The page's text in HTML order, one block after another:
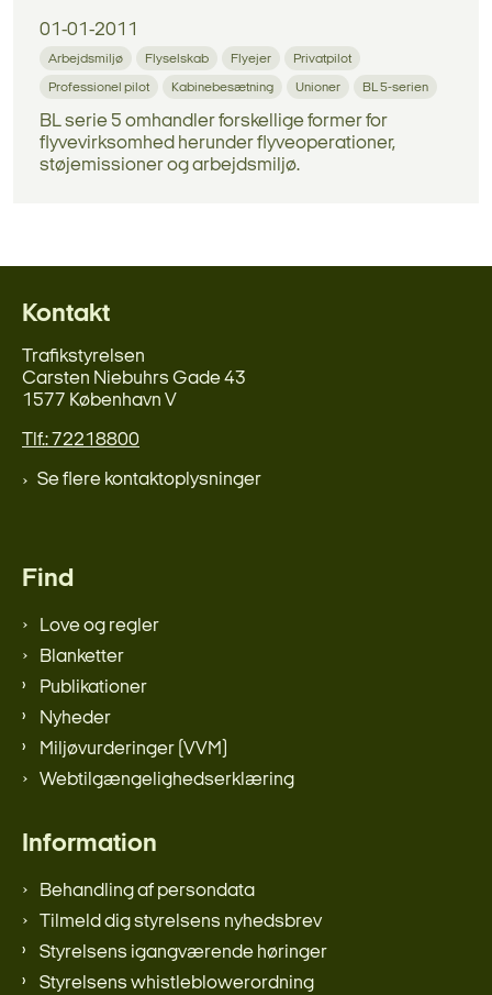
01-01-2011
Arbejdsmiljø Flyselskab Flyejer Privatpilot
Professionel pilot Kabinebesætning Unioner BL 5-serien
BL serie 5 omhandler forskellige former for
flyvevirksomhed herunder flyveoperationer,
støjemissioner og arbejdsmiljø.
Kontakt
Trafikstyrelsen
Carsten Niebuhrs Gade 43
1577 København V
Tlf.: 72218800
Se flere kontaktoplysninger
Find
Love og regler
Blanketter
Publikationer
Nyheder
Miljøvurderinger (VVM)
Webtilgængelighedserklæring
Information
Behandling af persondata
Tilmeld dig styrelsens nyhedsbrev
Styrelsens igangværende høringer
Styrelsens whistleblowerordning